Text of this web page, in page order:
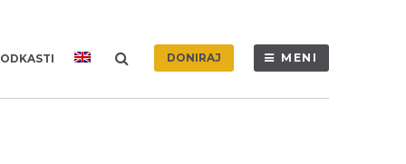
DONIRAJ MENI